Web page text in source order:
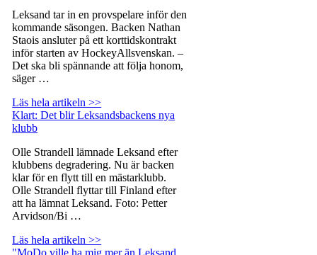
Leksand tar in en provspelare inför den
kommande säsongen. Backen Nathan
Staois ansluter på ett korttidskontrakt
inför starten av HockeyAllsvenskan. –
Det ska bli spännande att följa honom,
säger …
Läs hela artikeln >>
Klart: Det blir Leksandsbackens nya
klubb
Olle Strandell lämnade Leksand efter
klubbens degradering. Nu är backen
klar för en flytt till en mästarklubb.
Olle Strandell flyttar till Finland efter
att ha lämnat Leksand. Foto: Petter
Arvidson/Bi …
Läs hela artikeln >>
"MoDo ville ha mig mer än Leksand